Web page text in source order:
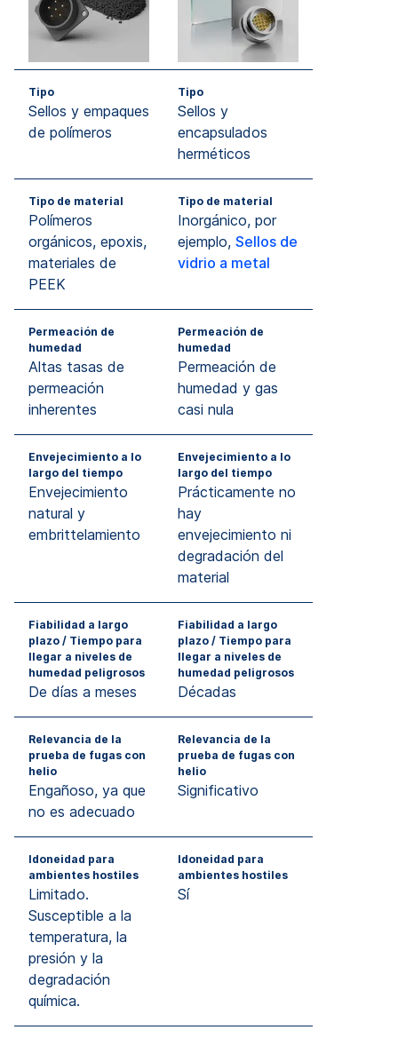
Tipo
Sellos y empaques
de polímeros
Tipo
Sellos y
encapsulados
herméticos
Tipo de material
Polímeros
orgánicos, epoxis,
materiales de
PEEK
Tipo de material
Inorgánico, por
ejemplo, Sellos de
vidrio a metal
Permeación de
humedad
Altas tasas de
permeación
inherentes
Permeación de
humedad
Permeación de
humedad y gas
casi nula
Envejecimiento a lo
largo del tiempo
Envejecimiento
natural y
embrittelamiento
Envejecimiento a lo
largo del tiempo
Prácticamente no
hay
envejecimiento ni
degradación del
material
Fiabilidad a largo
plazo / Tiempo para
llegar a niveles de
humedad peligrosos
De días a meses
Fiabilidad a largo
plazo / Tiempo para
llegar a niveles de
humedad peligrosos
Décadas
Relevancia de la
prueba de fugas con
helio
Engañoso, ya que
no es adecuado
Relevancia de la
prueba de fugas con
helio
Significativo
Idoneidad para
ambientes hostiles
Limitado.
Susceptible a la
temperatura, la
presión y la
degradación
química.
Idoneidad para
ambientes hostiles
Sí